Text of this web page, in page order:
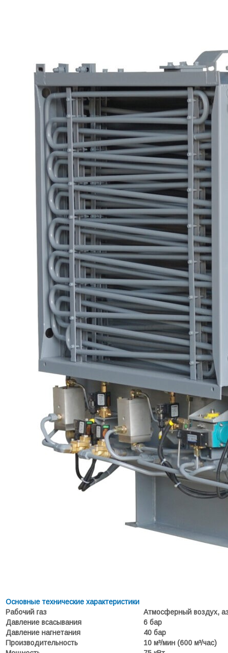
Основные технические характеристики
Рабочий газ
Атмосферный воздух,
Давление всасывания
6 бар
Давление нагнетания
40 бар
Производительность
10 м³/мин (600 м³/час)